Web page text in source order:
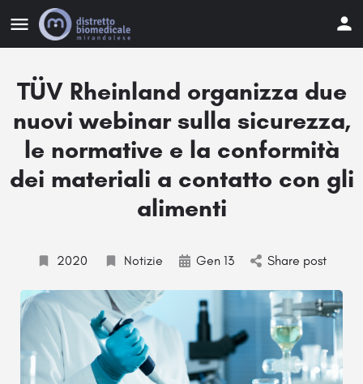
TÜV Rheinland organizza due
nuovi webinar sulla sicurezza,
le normative e la conformità
dei materiali a contatto con gli
alimenti
2020 Notizie Gen 13 Share post